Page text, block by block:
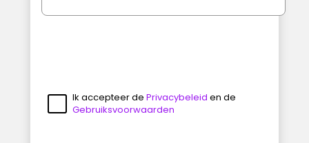
Ik accepteer de Privacybeleid en de
Gebruiksvoorwaarden